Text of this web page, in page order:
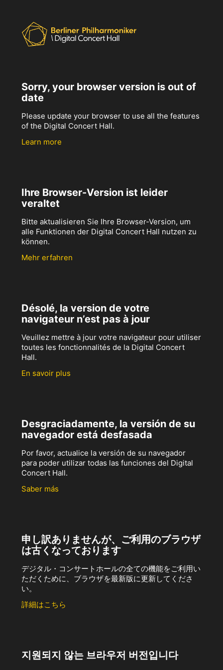
Sorry, your browser version is out of
date
Please update your browser to use all the features
of the Digital Concert Hall.
Learn more
Ihre Browser-Version ist leider
veraltet
Bitte aktualisieren Sie Ihre Browser-Version, um
alle Funktionen der Digital Concert Hall nutzen zu
können.
Mehr erfahren
Désolé, la version de votre
navigateur n’est pas à jour
Veuillez mettre à jour votre navigateur pour utiliser
toutes les fonctionnalités de la Digital Concert
Hall.
En savoir plus
Desgraciadamente, la versión de su
navegador está desfasada
Por favor, actualice la versión de su navegador
para poder utilizar todas las funciones del Digital
Concert Hall.
Saber más
申し訳ありませんが、ご利用のブラウザ
は古くなっております
デジタル・コンサートホールの全ての機能をご利用い
ただくために、ブラウザを最新版に更新してくださ
い。
詳細はこちら
지원되지 않는 브라우저 버전입니다